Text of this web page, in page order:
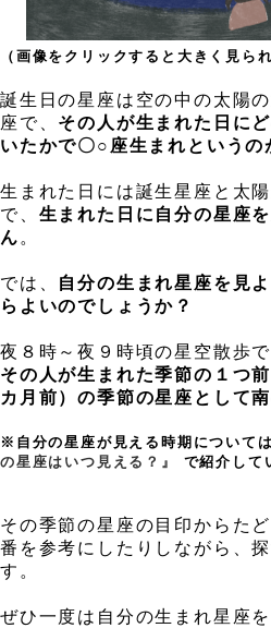
（画像をクリックすると大きく見ら
誕生日の星座は空の中の太陽
座で、 その人が生まれた日に
いたかで〇○座生まれというの
生まれた日には誕生星座と太
で、 生まれた日に自分の星座
ん 。
では、 自分の生まれ星座を見
らよいのでしょうか？
夜８時～夜９時頃の星空散歩
その人が生まれた季節の１つ
カ月前）の季節の星座として
※自分の星座が見える時期については
の星座はいつ見える？』
で紹介して
その季節の星座の目印からた
番を参考にしたりしながら、
す。
ぜひ一度は自分の生まれ星座